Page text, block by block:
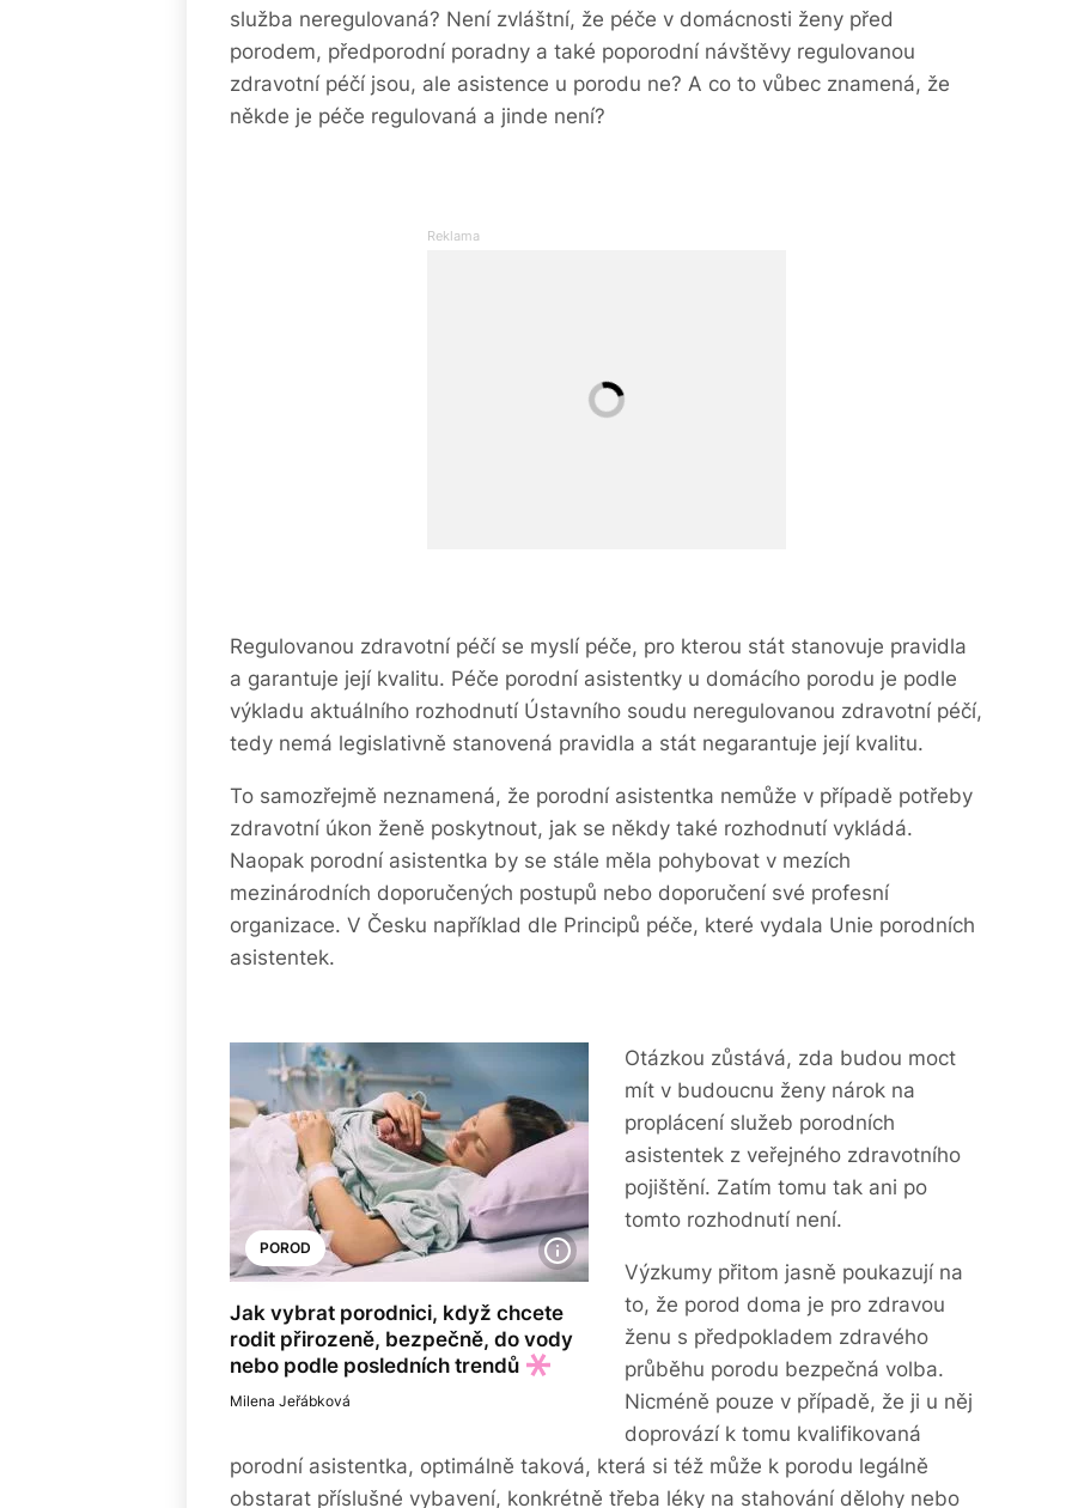
služba neregulovaná? Není zvláštní, že péče v domácnosti ženy před
porodem, předporodní poradny a také poporodní návštěvy regulovanou
zdravotní péčí jsou, ale asistence u porodu ne? A co to vůbec znamená, že
někde je péče regulovaná a jinde není?
Regulovanou zdravotní péčí se myslí péče, pro kterou stát stanovuje pravidla
a garantuje její kvalitu. Péče porodní asistentky u domácího porodu je podle
výkladu aktuálního rozhodnutí Ústavního soudu neregulovanou zdravotní péčí,
tedy nemá legislativně stanovená pravidla a stát negarantuje její kvalitu.
To samozřejmě neznamená, že porodní asistentka nemůže v případě potřeby
zdravotní úkon ženě poskytnout, jak se někdy také rozhodnutí vykládá.
Naopak porodní asistentka by se stále měla pohybovat v mezích
mezinárodních doporučených postupů nebo doporučení své profesní
organizace. V Česku například dle Principů péče, které vydala Unie porodních
asistentek.
POROD
Jak vybrat porodnici, když chcete
rodit přirozeně, bezpečně, do vody
nebo podle posledních trendů
Milena Jeřábková
Otázkou zůstává, zda budou moct
mít v budoucnu ženy nárok na
proplácení služeb porodních
asistentek z veřejného zdravotního
pojištění. Zatím tomu tak ani po
tomto rozhodnutí není.
Výzkumy přitom jasně poukazují na
to, že porod doma je pro zdravou
ženu s předpokladem zdravého
průběhu porodu bezpečná volba.
Nicméně pouze v případě, že ji u něj
doprovází k tomu kvalifikovaná
porodní asistentka, optimálně taková, která si též může k porodu legálně
obstarat příslušné vybavení, konkrétně třeba léky na stahování dělohy nebo